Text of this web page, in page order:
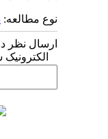
نوع مطالعه:
ارسال نظر
الکترونیک